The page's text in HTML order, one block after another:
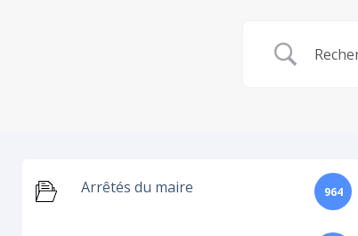
Arrêtés du maire 964